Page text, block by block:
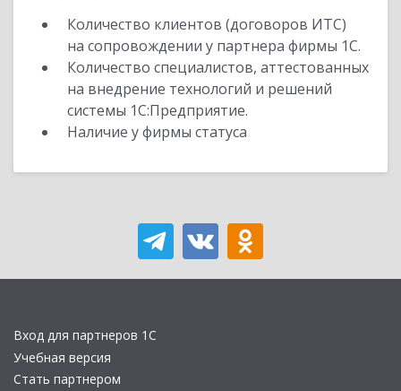
Количество клиентов (договоров ИТС)
на сопровождении у партнера фирмы 1С.
Количество специалистов, аттестованных
на внедрение технологий и решений
системы 1С:Предприятие.
Наличие у фирмы статуса
Вход для партнеров 1С
Учебная версия
Стать партнером